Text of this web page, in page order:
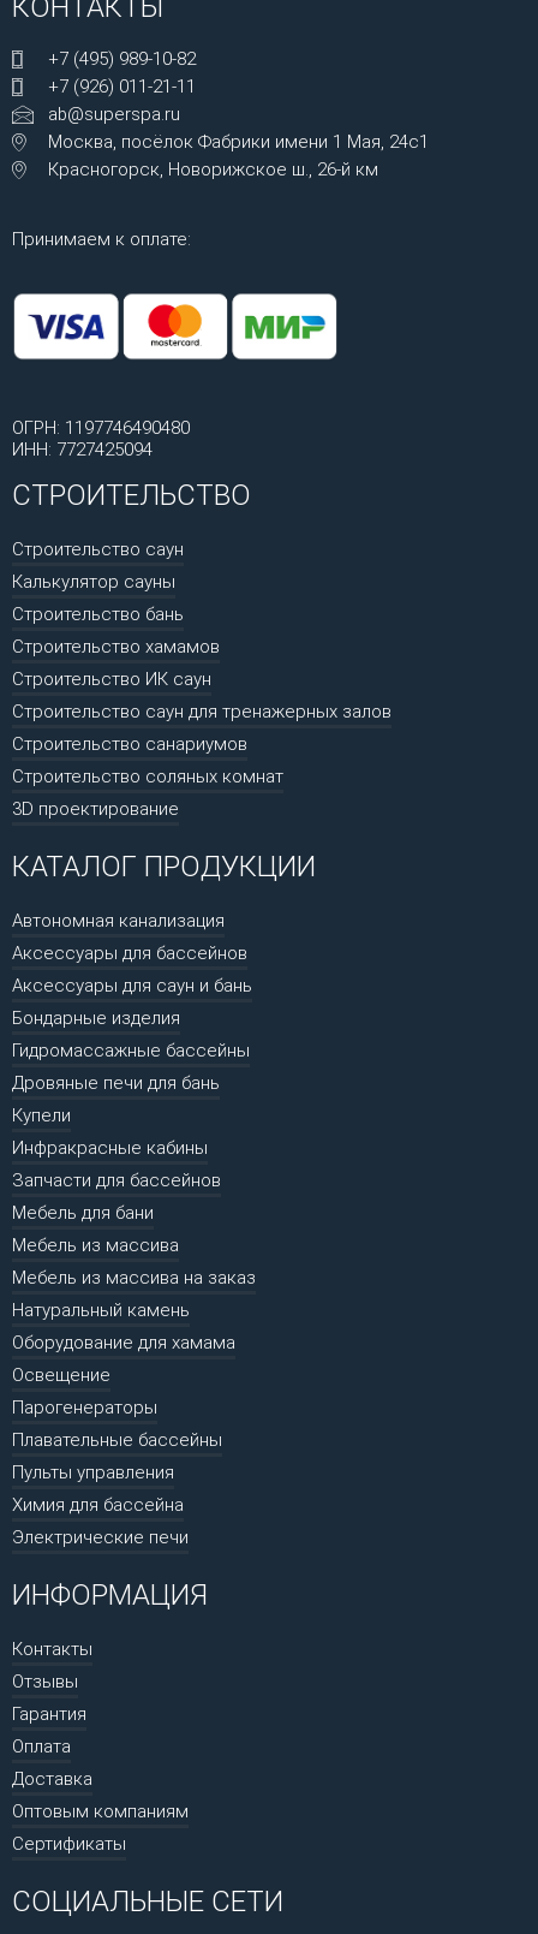
+7 (495) 989-10-82
+7 (926) 011-21-11
ab@superspa.ru
Москва, посёлок Фабрики имени 1 Мая, 24с1
Красногорск, Новорижское ш., 26-й км
Принимаем к оплате:
ОГРН: 1197746490480
ИНН: 7727425094
СТРОИТЕЛЬСТВО
Строительство саун
Калькулятор сауны
Строительство бань
Строительство хамамов
Строительство ИК саун
Строительство саун для тренажерных залов
Строительство санариумов
Строительство соляных комнат
3D проектирование
КАТАЛОГ ПРОДУКЦИИ
Автономная канализация
Аксессуары для бассейнов
Аксессуары для саун и бань
Бондарные изделия
Гидромассажные бассейны
Дровяные печи для бань
Купели
Инфракрасные кабины
Запчасти для бассейнов
Мебель для бани
Мебель из массива
Мебель из массива на заказ
Натуральный камень
Оборудование для хамама
Освещение
Парогенераторы
Плавательные бассейны
Пульты управления
Химия для бассейна
Электрические печи
ИНФОРМАЦИЯ
Контакты
Отзывы
Гарантия
Оплата
Доставка
Оптовым компаниям
Сертификаты
СОЦИАЛЬНЫЕ СЕТИ